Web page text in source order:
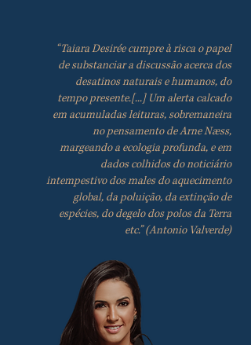
“Taiara Desirée cumpre à risca o papel
de substanciar a discussão acerca dos
desatinos naturais e humanos, do
tempo presente.[...] Um alerta calcado
em acumuladas leituras, sobremaneira
no pensamento de Arne Næss,
margeando a ecologia profunda, e em
dados colhidos do noticiário
intempestivo dos males do aquecimento
global, da poluição, da extinção de
espécies, do degelo dos polos da Terra
etc.” (Antonio Valverde)